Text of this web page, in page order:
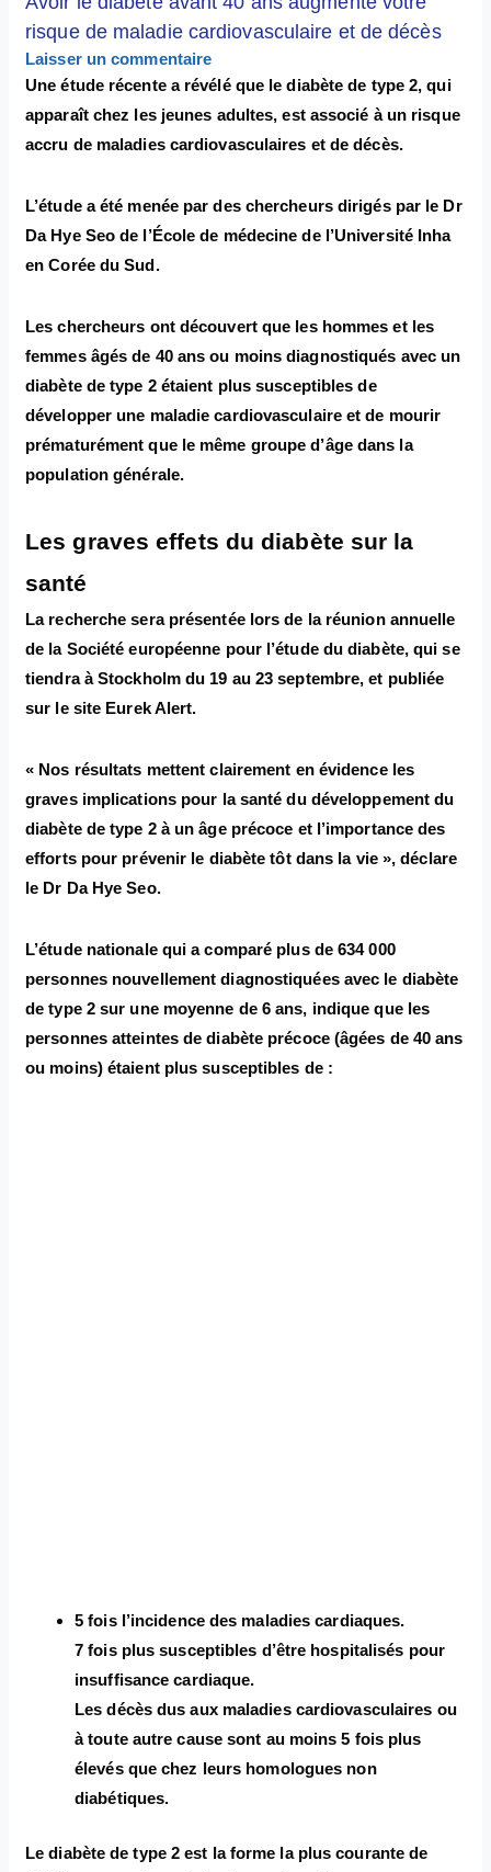
risque de maladie cardiovasculaire et de décès
Laisser un commentaire
Une étude récente a révélé que le diabète de type 2, qui
apparaît chez les jeunes adultes, est associé à un risque
accru de maladies cardiovasculaires et de décès.
L’étude a été menée par des chercheurs dirigés par le Dr
Da Hye Seo de l’École de médecine de l’Université Inha
en Corée du Sud.
Les chercheurs ont découvert que les hommes et les
femmes âgés de 40 ans ou moins diagnostiqués avec un
diabète de type 2 étaient plus susceptibles de
développer une maladie cardiovasculaire et de mourir
prématurément que le même groupe d’âge dans la
population générale.
Les graves effets du diabète sur la
santé
La recherche sera présentée lors de la réunion annuelle
de la Société européenne pour l’étude du diabète, qui se
tiendra à Stockholm du 19 au 23 septembre, et publiée
sur le site Eurek Alert.
« Nos résultats mettent clairement en évidence les
graves implications pour la santé du développement du
diabète de type 2 à un âge précoce et l’importance des
efforts pour prévenir le diabète tôt dans la vie », déclare
le Dr Da Hye Seo.
L’étude nationale qui a comparé plus de 634 000
personnes nouvellement diagnostiquées avec le diabète
de type 2 sur une moyenne de 6 ans, indique que les
personnes atteintes de diabète précoce (âgées de 40 ans
ou moins) étaient plus susceptibles de :
5 fois l’incidence des maladies cardiaques.
7 fois plus susceptibles d’être hospitalisés pour
insuffisance cardiaque.
Les décès dus aux maladies cardiovasculaires ou
à toute autre cause sont au moins 5 fois plus
élevés que chez leurs homologues non
diabétiques.
Le diabète de type 2 est la forme la plus courante de